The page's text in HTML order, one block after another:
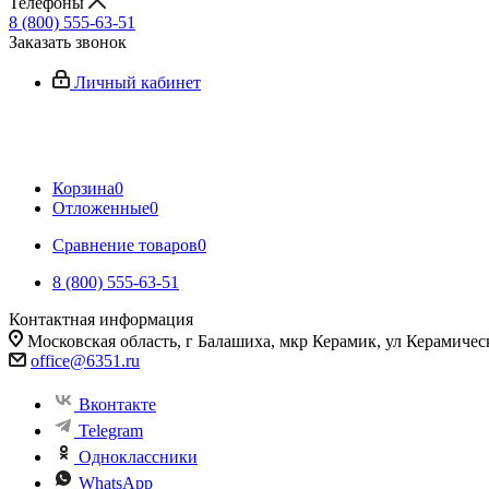
8 (800) 555-63-51
Заказать звонок
Личный кабинет
Корзина0
Отложенные0
Сравнение товаров0
8 (800) 555-63-51
Контактная информация
Московская область, г Балашиха, мкр Керамик, ул
office@6351.ru
Вконтакте
Telegram
Одноклассники
WhatsApp